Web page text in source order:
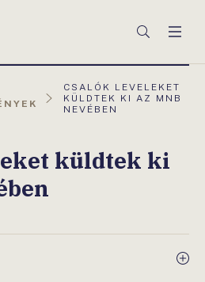
Keresés
AKTUÁLIS
OLDAL:
CSALÓK LEVELEKET
KÜLDTEK KI AZ MNB
NEVÉBEN
küldtek ki